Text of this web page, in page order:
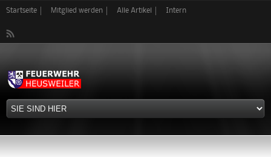
Direkt
Startseite Mitglied werden Alle Artikel Intern